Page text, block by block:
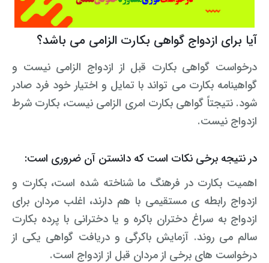
آیا برای ازدواج گواهی بکارت الزامی می باشد؟
درخواست گواهی بکارت قبل از ازدواج الزامی نیست و
گواهینامه بکارت می تواند با تمایل و اختیار خود فرد صادر
شود. نتیجتاً گواهی بکارت امری الزامی نیست، بکارت شرط
ازدواج نیست.
در نتیجه برخی نکات است که دانستن آن ضروری است:
اهمیت بکارت در فرهنگ ما شناخته شده است، بکارت و
ازدواج رابطه ی مستقیمی با هم دارند، اغلب مردان برای
ازدواج به سراغ دختران باکره و یا دخترانی با پرده بکارت
سالم می روند. آزمایش باکرگی و دریافت گواهی یکی از
درخواست های برخی از مردان قبل از ازدواج است.